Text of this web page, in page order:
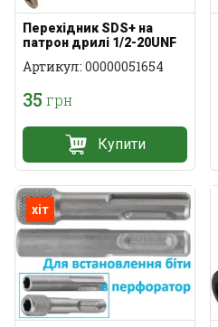
Перехідник SDS+ на
патрон дрилі 1/2-20UNF
Артикул: 00000051654
35 грн
Купити
хіт